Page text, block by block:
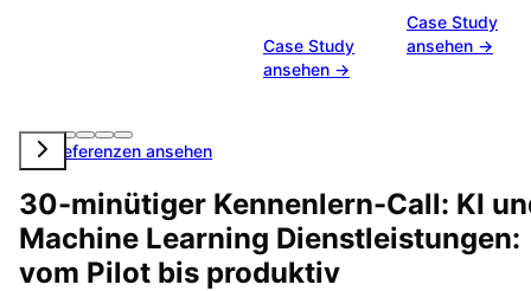
Case Study
ansehen →
Case Study
ansehen →
Alle Referenzen ansehen
30-minütiger Kennenlern-Call: KI
Machine Learning Dienstleistungen:
vom Pilot bis produktiv